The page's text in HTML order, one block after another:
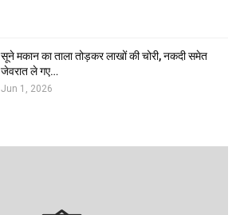
सूने मकान का ताला तोड़कर लाखों की चोरी, नकदी समेत
जेवरात ले गए…
Jun 1, 2026